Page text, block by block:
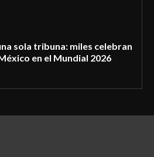
sola tribuna: miles celebran
en el Mundial 2026